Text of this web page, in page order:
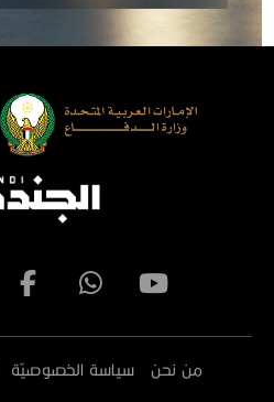
من نحن سياسة الخصوصيّة